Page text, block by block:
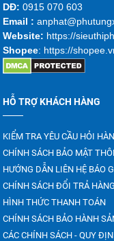
DĐ:0915 070 603
Email :
Website: https://
Shopee: https://
HỖ TRỢ KHÁCH HÀNG
KIỂM TRA YÊU CẦU HỎI
CHÍNH SÁCH BẢO MẬT
HƯỚNG DẪN LIÊN HỆ BÁO
CHÍNH SÁCH ĐỔI TRẢ HÀNG
HÌNH THỨC THANH TOÁN
CHÍNH SÁCH BẢO HÀNH
CÁC CHÍNH SÁCH - QUY